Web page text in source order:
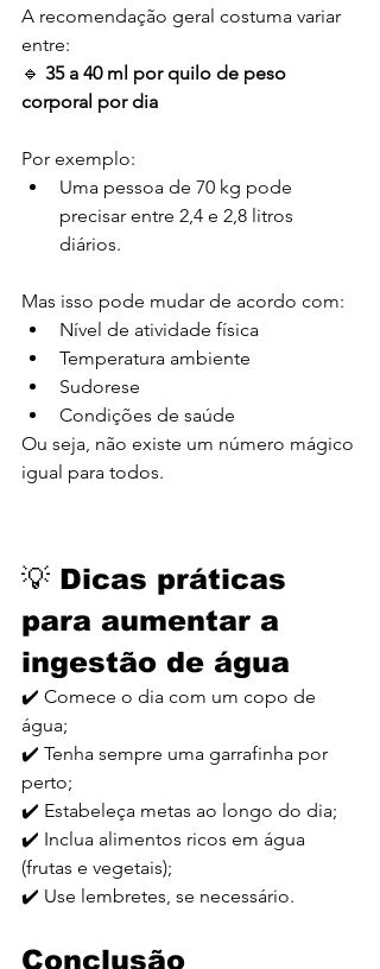
A recomendação geral costuma variar
entre:
🔹 35 a 40 ml por quilo de peso
corporal por dia
Por exemplo:
Uma pessoa de 70 kg pode
precisar entre 2,4 e 2,8 litros
diários.
Mas isso pode mudar de acordo com:
Nível de atividade física
Temperatura ambiente
Sudorese
Condições de saúde
Ou seja, não existe um número mágico
igual para todos.
💡 Dicas práticas
para aumentar a
ingestão de água
✔️ Comece o dia com um copo de
água;
✔️ Tenha sempre uma garrafinha por
perto;
✔️ Estabeleça metas ao longo do dia;
✔️ Inclua alimentos ricos em água
(frutas e vegetais);
✔️ Use lembretes, se necessário.
Conclusão